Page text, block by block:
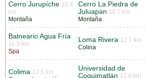
Cerro Jurupíche 10.4
km
Montaña
Cerro La Piedra de
Juluapan 10.7 km
Montaña
Balneario Agua Fría
11.3 km
Spa
Loma Rivera 12.1 km
Colina
Colima 12.5 km
Universidad de
Coquimatlán 12.9 km